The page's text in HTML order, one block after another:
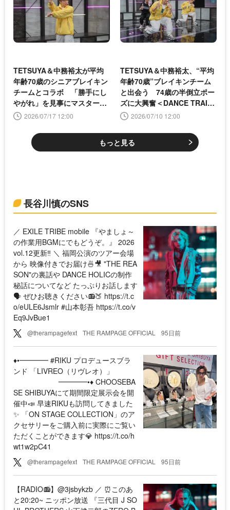
TETSUYA＆中務裕太が平均
年齢70歳のシニアブレイキン
チームとコラボ 「勝手にし
やがれ」を見事にマスター＜
DANCE TRAIN＞
2026/07/17 12:00
TETSUYA＆中務裕太、“平均
年齢70歳”ブレイキンチーム
と出会う 74歳の半倒立ポー
ズに大興奮＜DANCE TRAIN
＞ 2026/07/10 12:00
もっと見る
長谷川慎のSNS
／ EXILE TRIBE mobile 『やましょ～
の作業用BGMにでもどうぞ。』 2026
vol.12更新‼️ ＼ 福岡公演のツアー会場
から 映像付きでお届け🍜🎥 "THE REA
SON"の裏話や DANCE HOLICの制作
秘話についてなど たっぷりお話します
🗣️ ぜひお聴きください📻🍑 https://t.c
o/eULE6Jsmlr #山本彰吾 https://t.co/v
Eq9JvBue1
@therampagefext THE RAMPAGE OFFICIAL 95日前
♦︎•━━━━ #RIKU プロデュースブラ
ンド 「LIVREO（リヴレオ）」
━━━━•♦︎ CHOOSEBA
SE SHIBUYAにて期間限定展示会を開
催中📣 早速RIKUも訪問してきました
✨ 「ON STAGE COLLECTION」のア
クセサリーをご購入前に実際にご覧い
ただくことができます💎 https://t.co/h
wt1w2pC41
@therampagefext THE RAMPAGE OFFICIAL 95日前
【RADIO📻】@3jsbykzb ／ ⏰このあ
と20:20~ ニッポン放送 『三代目 J SO